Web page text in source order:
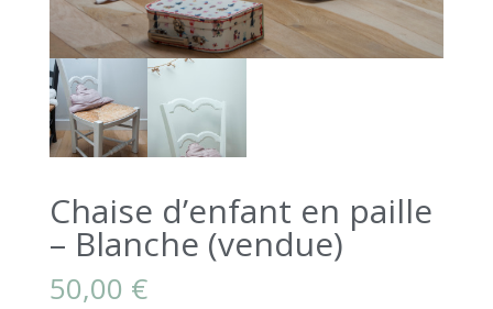
Chaise d’enfant en paille
– Blanche (vendue)
50,00 €